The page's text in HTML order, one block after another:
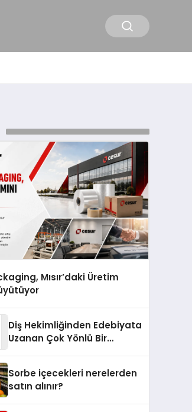
Mısır’daki Üretim
Diş Hekimliğinden Edebiyata
Uzanan Çok Yönlü Bir
Sorbe içecekleri nerelerden
satın alınır?